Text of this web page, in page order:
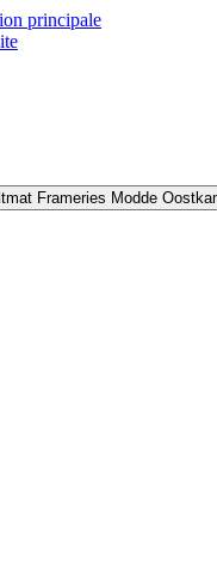
principale
Frameries Modde